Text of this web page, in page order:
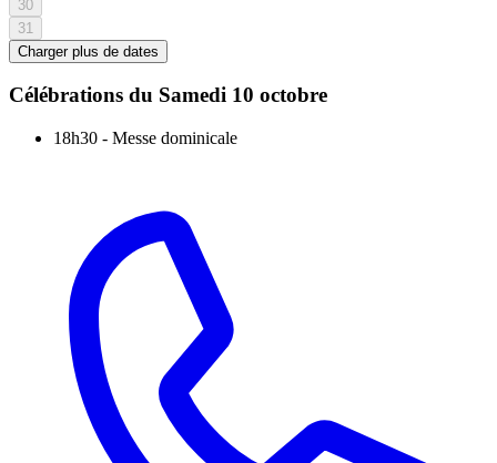
30
31
Charger plus de dates
Célébrations du Samedi 10 octobre
18h30 - Messe dominicale